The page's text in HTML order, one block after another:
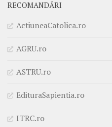
RECOMANDĂRI
ActiuneaCatolica.ro
AGRU.ro
ASTRU.ro
EdituraSapientia.ro
ITRC.ro